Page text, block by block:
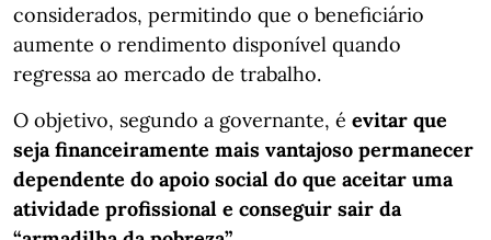
considerados, permitindo que o beneficiário
aumente o rendimento disponível quando
regressa ao mercado de trabalho.
O objetivo, segundo a governante, é evitar que
seja financeiramente mais vantajoso permanecer
dependente do apoio social do que aceitar uma
atividade profissional e conseguir sair da